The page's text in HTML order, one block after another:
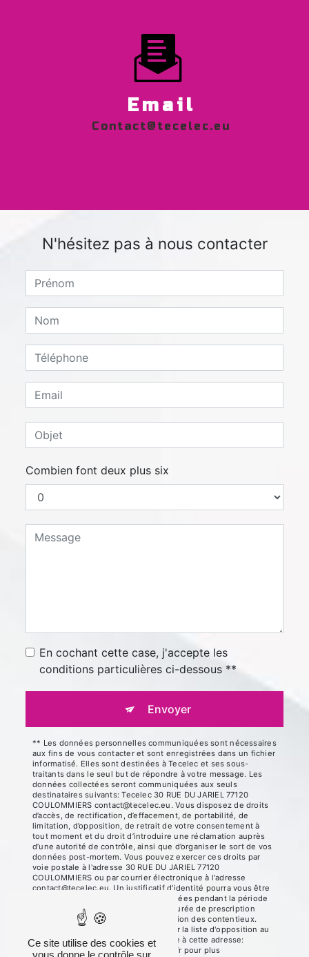
Email
contact@tecelec.eu
N'hésitez pas à nous contacter
Combien font deux plus six
En cochant cette case, j'accepte les
conditions particulières ci-dessous **
Envoyer
** Les données personnelles communiquées sont nécessaires
aux fins de vous contacter et sont enregistrées dans un fichier
informatisé. Elles sont destinées à Tecelec et ses sous-
traitants dans le seul but de répondre à votre message. Les
données collectées seront communiquées aux seuls
destinataires suivants: Tecelec 30 RUE DU JARIEL 77120
COULOMMIERS contact@tecelec.eu. Vous disposez de droits
d’accès, de rectification, d’effacement, de portabilité, de
limitation, d’opposition, de retrait de votre consentement à
tout moment et du droit d’introduire une réclamation auprès
d’une autorité de contrôle, ainsi que d’organiser le sort de vos
données post-mortem. Vous pouvez exercer ces droits par
voie postale à l'adresse 30 RUE DU JARIEL 77120
COULOMMIERS ou par courrier électronique à l'adresse
contact@tecelec.eu. Un justificatif d'identité pourra vous être
demandé. Nous conservons vos données pendant la période
de prise de contact puis pendant la durée de prescription
légale aux fins probatoires et de gestion des contentieux.
Vous avez le droit de vous inscrire sur la liste d'opposition au
démarchage téléphonique, disponible à cette adresse:
Bloctel.gouv.fr . Consultez le site cnil.fr pour plus
Ce site utilise des cookies et
vous donne le contrôle sur